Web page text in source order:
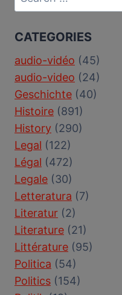
for:
CATEGORIES
audio-vidéo (45)
audio-video (24)
Geschichte (40)
Histoire (891)
History (290)
Legal (122)
Légal (472)
Legale (30)
Letteratura (7)
Literatur (2)
Literature (21)
Littérature (95)
Politica (54)
Politics (154)